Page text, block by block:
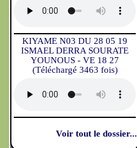
KIYAME N03 DU 28 05 19
ISMAEL DERRA SOURATE
YOUNOUS - VE 18 27
(Téléchargé 3463 fois)
Voir tout le dossier...